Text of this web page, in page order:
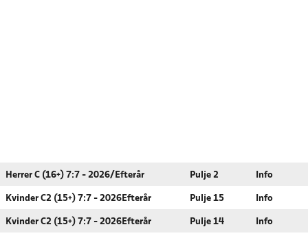
Herrer C (16+) 7:7 - 2026/Efterår Pulje 2 Info
Kvinder C2 (15+) 7:7 - 2026Efterår Pulje 15 Info
Kvinder C2 (15+) 7:7 - 2026Efterår Pulje 14 Info